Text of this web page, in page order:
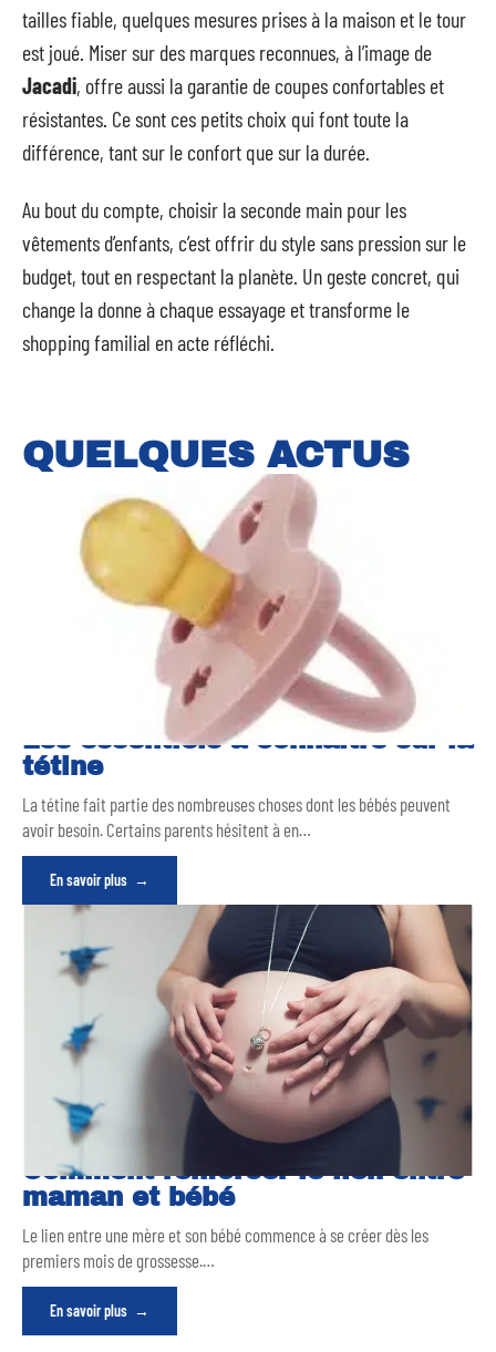
tailles fiable, quelques mesures prises à la maison et le tour
est joué. Miser sur des marques reconnues, à l’image de
Jacadi, offre aussi la garantie de coupes confortables et
résistantes. Ce sont ces petits choix qui font toute la
différence, tant sur le confort que sur la durée.
Au bout du compte, choisir la seconde main pour les
vêtements d’enfants, c’est offrir du style sans pression sur le
budget, tout en respectant la planète. Un geste concret, qui
change la donne à chaque essayage et transforme le
shopping familial en acte réfléchi.
QUELQUES ACTUS
Les essentiels à connaître sur la
tétine
La tétine fait partie des nombreuses choses dont les bébés peuvent
avoir besoin. Certains parents hésitent à en…
En savoir plus
Comment renforcer le lien entre
maman et bébé
Le lien entre une mère et son bébé commence à se créer dès les
premiers mois de grossesse.…
En savoir plus